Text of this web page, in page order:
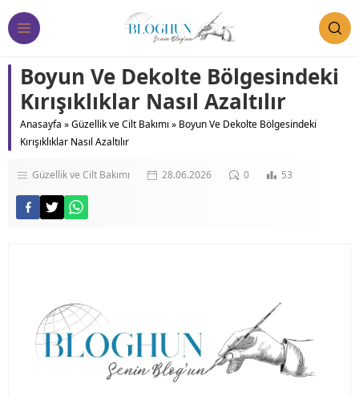
Boyun Ve Dekolte Bölgesindeki
Kırışıklıklar Nasıl Azaltılır
Anasayfa »Güzellik ve Cilt Bakımı » Boyun Ve Dekolte Bölgesindeki
Kırışıklıklar Nasıl Azaltılır
Güzellik ve Cilt Bakımı 28.06.2026 0 53